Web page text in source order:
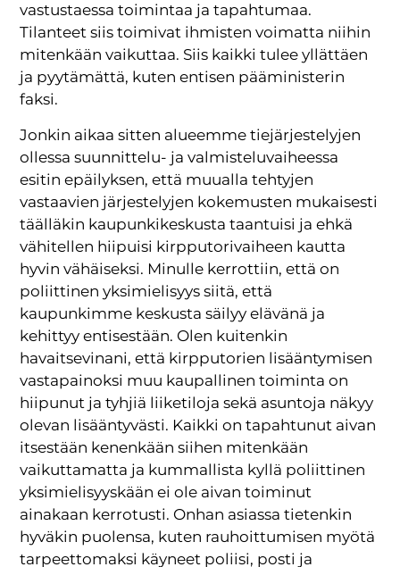
vastustaessa toimintaa ja tapahtumaa.
Tilanteet siis toimivat ihmisten voimatta niihin
mitenkään vaikuttaa. Siis kaikki tulee yllättäen
ja pyytämättä, kuten entisen pääministerin
faksi.
Jonkin aikaa sitten alueemme tiejärjestelyjen
ollessa suunnittelu- ja valmisteluvaiheessa
esitin epäilyksen, että muualla tehtyjen
vastaavien järjestelyjen kokemusten mukaisesti
täälläkin kaupunkikeskusta taantuisi ja ehkä
vähitellen hiipuisi kirpputorivaiheen kautta
hyvin vähäiseksi. Minulle kerrottiin, että on
poliittinen yksimielisyys siitä, että
kaupunkimme keskusta säilyy elävänä ja
kehittyy entisestään. Olen kuitenkin
havaitsevinani, että kirpputorien lisääntymisen
vastapainoksi muu kaupallinen toiminta on
hiipunut ja tyhjiä liiketiloja sekä asuntoja näkyy
olevan lisääntyvästi. Kaikki on tapahtunut aivan
itsestään kenenkään siihen mitenkään
vaikuttamatta ja kummallista kyllä poliittinen
yksimielisyyskään ei ole aivan toiminut
ainakaan kerrotusti. Onhan asiassa tietenkin
hyväkin puolensa, kuten rauhoittumisen myötä
tarpeettomaksi käyneet poliisi, posti ja